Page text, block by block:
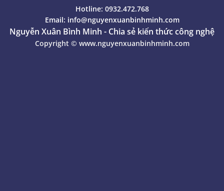
Hotline: 0932.472.768
Email: info@nguyenxuanbinhminh.com
Nguyễn Xuân Bình Minh - Chia sẻ kiến thức công nghệ
Copyright © www.nguyenxuanbinhminh.com